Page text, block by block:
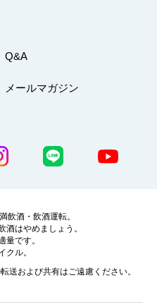
Q&A
メールマガジン
飲酒・飲酒運転。
酒はやめましょう。
量です。
クル。
送および共有はご遠慮ください。